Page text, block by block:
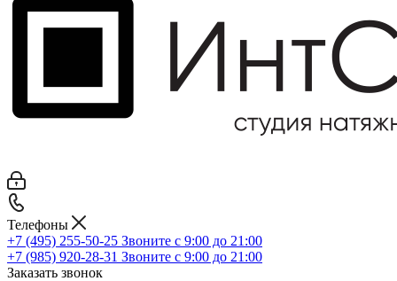
Телефоны
+7 (495) 255-50-25 Звоните с 9:00 до 21:00
+7 (985) 920-28-31 Звоните с 9:00 до 21:00
Заказать звонок